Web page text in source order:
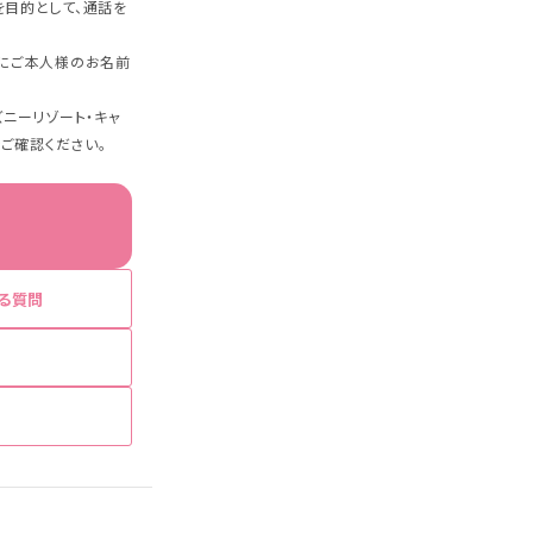
的として、通話を
ご本人様のお名前
ーリゾート・キャ
確認ください。
質問